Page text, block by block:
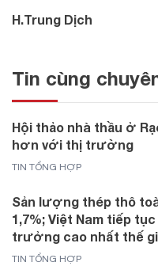
H.Trung Dịch
Tin cùng
Hội thảo nhà thầu ở
hơn với thị trường
TIN TỔNG HỢP
Sản lượng thép thô
1,7%; Việt Nam tiếp
trưởng cao nhất thế
TIN TỔNG HỢP